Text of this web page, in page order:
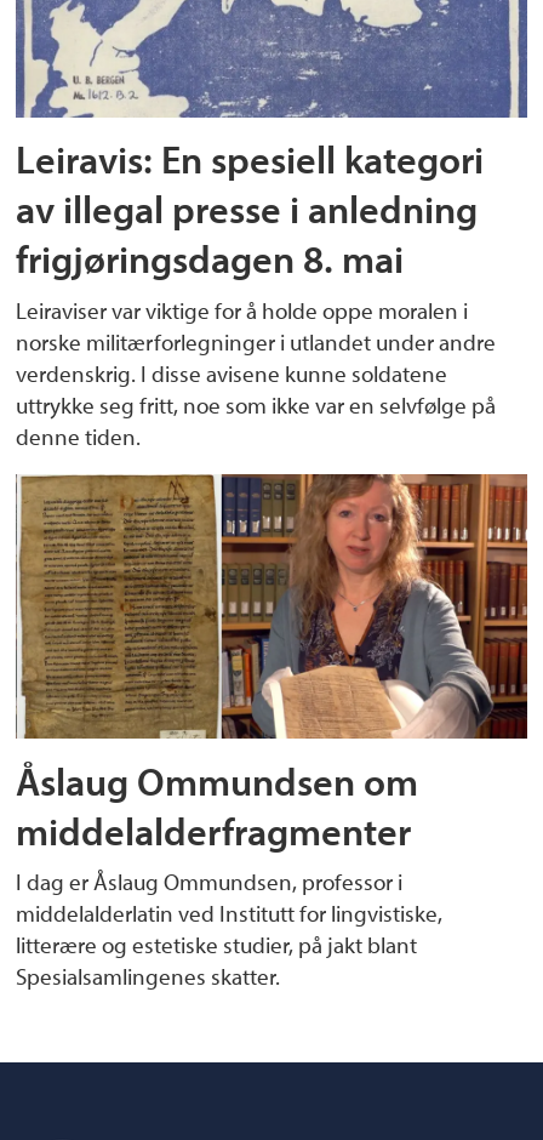
Leiravis: En spesiell kategori
av illegal presse i anledning
frigjøringsdagen 8. mai
Leiraviser var viktige for å holde oppe moralen i
norske militærforlegninger i utlandet under andre
verdenskrig. I disse avisene kunne soldatene
uttrykke seg fritt, noe som ikke var en selvfølge på
denne tiden.
Åslaug Ommundsen om
middelalderfragmenter
I dag er Åslaug Ommundsen, professor i
middelalderlatin ved Institutt for lingvistiske,
litterære og estetiske studier, på jakt blant
Spesialsamlingenes skatter.